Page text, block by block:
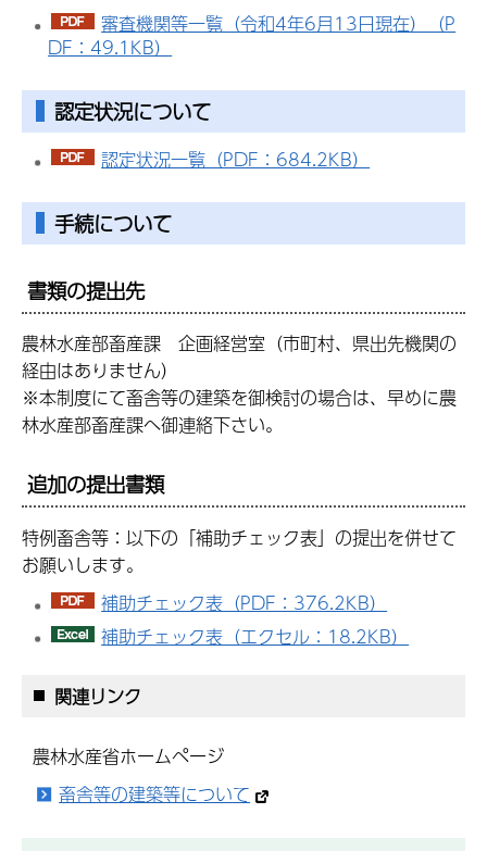
審査機関等一覧（令和4年6月13日現在）（P
DF：49.1KB）
認定状況について
認定状況一覧（PDF：684.2KB）
手続について
書類の提出先
農林水産部畜産課 企画経営室（市町村、県出先機関の
経由はありません）
※本制度にて畜舎等の建築を御検討の場合は、早めに農
林水産部畜産課へ御連絡下さい。
追加の提出書類
特例畜舎等：以下の「補助チェック表」の提出を併せて
お願いします。
補助チェック表（PDF：376.2KB）
補助チェック表（エクセル：18.2KB）
関連リンク
農林水産省ホームページ
畜舎等の建築等について